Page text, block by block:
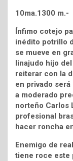
10ma.1300 m.-
Ínfimo cotejo
inédito potrillo
se mueve en
linajudo hijo
reiterar con la
en privado
a moderado
norteño Carlos
profesional
hacer roncha
Enemigo de
tiene roce este